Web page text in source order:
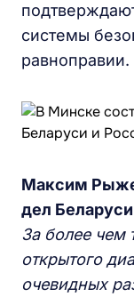
системы
равноправии.
Максим
дел
За более чем
открытого
очевидных